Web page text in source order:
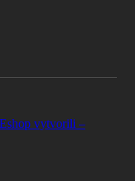
Eshop vytvorili –